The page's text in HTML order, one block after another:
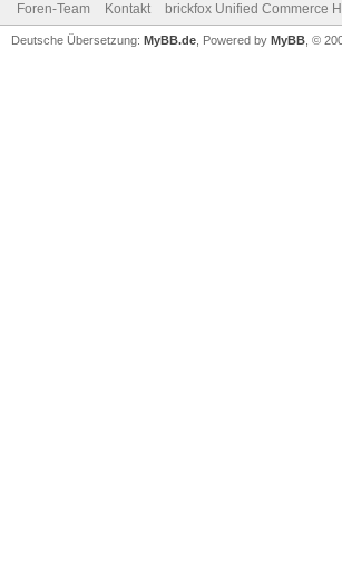
Foren-Team Kontakt brickfox Unified Commerce
Deutsche Übersetzung: MyBB.de , Powered by MyBB , ©